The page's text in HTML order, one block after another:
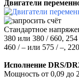
Двигатели
Стандартное
380 или 380 / 660,
460 / – или 575 / –,
Исполнение DRS/
Мощность от 0,09 до